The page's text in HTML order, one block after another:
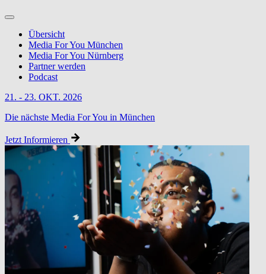
Übersicht
Media For You München
Media For You Nürnberg
Partner werden
Podcast
21. - 23. OKT. 2026
Die nächste Media For You in München
Jetzt Informieren